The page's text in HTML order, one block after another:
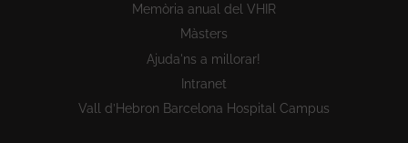
Memòria anual del VHIR
Màsters
Ajuda'ns a millorar!
Intranet
Vall d’Hebron Barcelona Hospital Campus